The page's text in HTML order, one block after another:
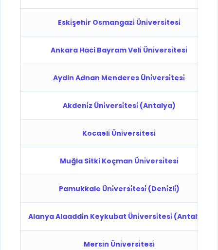
Eski̇şehi̇r Osmangazi̇ Üni̇versi̇tesi̇
Ankara Haci Bayram Veli̇ Üni̇versi̇tesi̇
Aydin Adnan Menderes Üni̇versi̇tesi̇
Akdeni̇z Üni̇versi̇tesi̇ (Antalya)
Kocaeli̇ Üni̇versi̇tesi̇
Muğla Sitki Koçman Üni̇versi̇tesi̇
Pamukkale Üni̇versi̇tesi̇ (Deni̇zli̇)
Alanya Alaaddi̇n Keykubat Üni̇versi̇tesi̇ (Antalya)
Mersi̇n Üni̇versi̇tesi̇